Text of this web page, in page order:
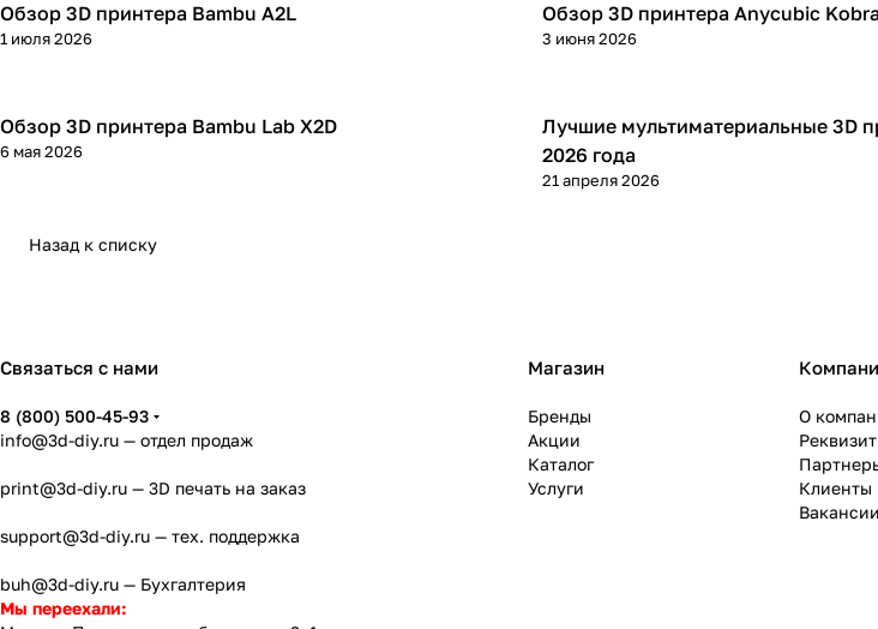
3D принтеры
Обзор 3D принтера Bambu A2L
1 июля 2026
3D принтеры
Обзор 3D принтера Anycubic
3 июня 2026
3D принтеры
Обзор 3D принтера Bambu Lab X2D
6 мая 2026
3D принтеры
Лучшие мультиматериальные 3D
2026 года
21 апреля 2026
Назад к списку
Связаться с нами
8 (800) 500-45-93
info@3d-diy.ru — отдел продаж
print@3d-diy.ru — 3D печать на заказ
support@3d-diy.ru — тех. поддержка
buh@3d-diy.ru — Бухгалтерия
Мы переехали:
Магазин
Бренды
Акции
Каталог
Услуги
О
Клиенты
Вакансии